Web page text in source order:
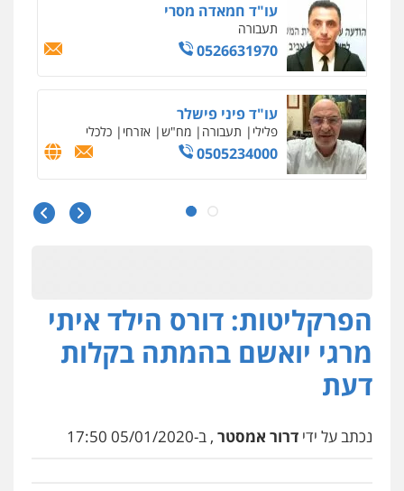
עו"ד חמאדה מסרי
תעבורה
0526631970
עו"ד פיני פישלר
פלילי תעבורה מח"ש אזרחי כלכלי
0505234000
עו"ד עלי סעדי
ליווי וייצוג בחקירות
מצגר ושות', חברת עורכי דין
נדל"ן / עסקים משפחה תעבורה כלכלי
הוצאה לפועל
0545402829
פלילי משפחה אזרחי מסחרי
הפרקליטות: דורס הילד איתי
מרגי יואשם בהמתה בקלות
דעת
נכתב על ידי דרור אמסטר , ב-05/01/2020 17:50